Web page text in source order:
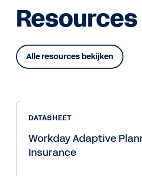
Alle resources bekijken
DATASHEET
Workday Adaptive
Insurance